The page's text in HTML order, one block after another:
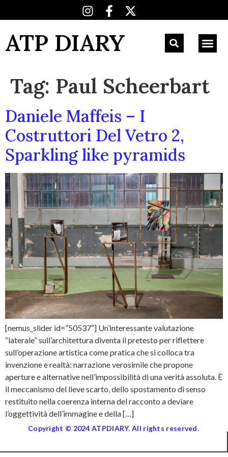
ATP DIARY
Tag: Paul Scheerbart
Daniele Maffeis – I
Costruttori Del Vetro 2,
Sparkling like pyramids
[nemus_slider id=”50537″] Un’interessante valutazione
“laterale” sull’architettura diventa il pretesto per riflettere
sull’operazione artistica come pratica che si colloca tra
invenzione e realtà: narrazione verosimile che propone
aperture e alternative nell’impossibilità di una verità assoluta. È
il meccanismo del lieve scarto, dello spostamento di senso
restituito nella coerenza interna del racconto a deviare
l’oggettività dell’immagine e della […]
Copyright © 2024 ATPDIARY. All rights reserved.